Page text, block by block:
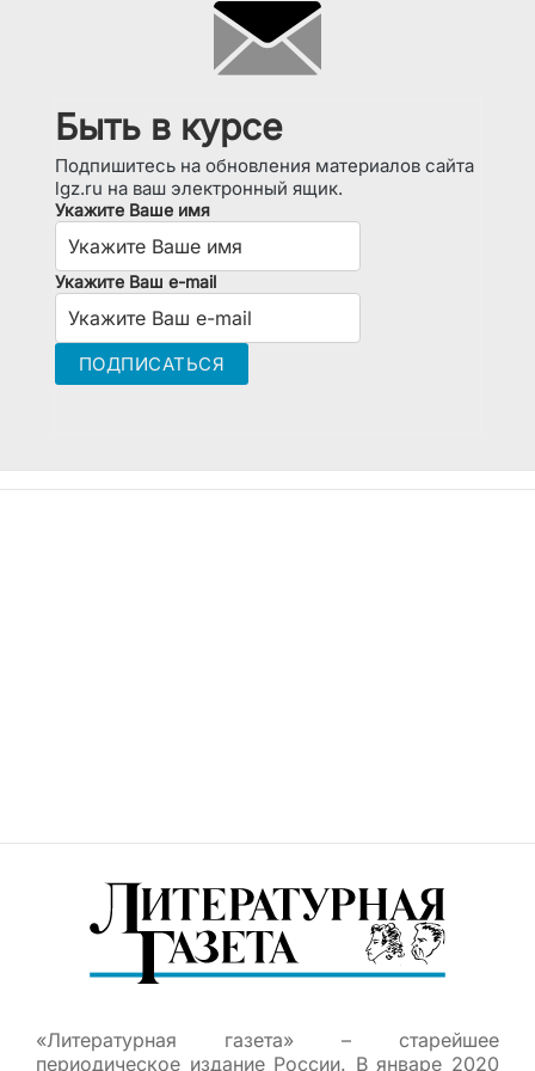
Быть в курсе
Подпишитесь на обновления материалов сайта
lgz.ru на ваш электронный ящик.
Укажите Ваше имя
Укажите Ваш e-mail
«Литературная газета» – старейшее
периодическое издание России. В январе 2020